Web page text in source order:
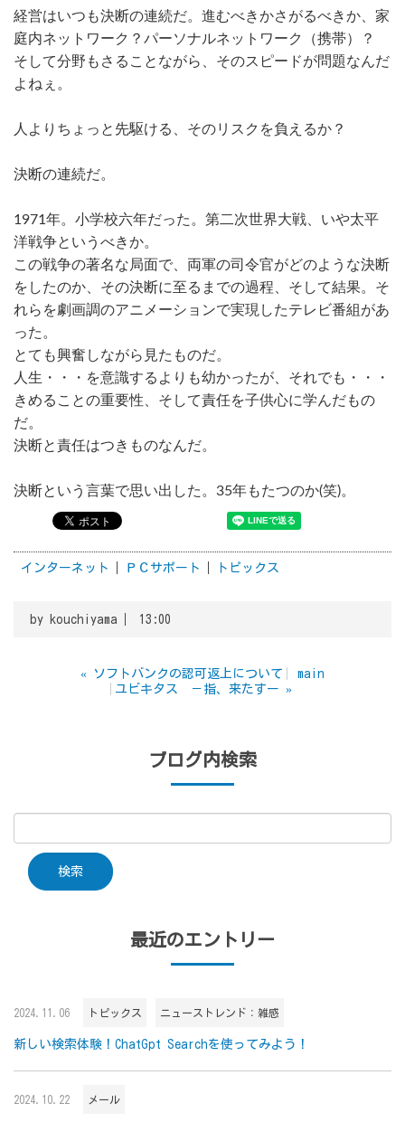
経営はいつも決断の連続だ。進むべきかさがるべきか、家
庭内ネットワーク？パーソナルネットワーク（携帯）？
そして分野もさることながら、そのスピードが問題なんだ
よねぇ。
人よりちょっと先駆ける、そのリスクを負えるか？
決断の連続だ。
1971年。小学校六年だった。第二次世界大戦、いや太平
洋戦争というべきか。
この戦争の著名な局面で、両軍の司令官がどのような決断
をしたのか、その決断に至るまでの過程、そして結果。そ
れらを劇画調のアニメーションで実現したテレビ番組があ
った。
とても興奮しながら見たものだ。
人生・・・を意識するよりも幼かったが、それでも・・・
きめることの重要性、そして責任を子供心に学んだもの
だ。
決断と責任はつきものなんだ。
決断という言葉で思い出した。35年もたつのか(笑)。
インターネット ＰＣサポート トピックス
by kouchiyama 13:00
« ソフトバンクの認可返上について
main
ユビキタス －指、来たすー »
ブログ内検索
最近のエントリー
2024.11.06 トピックス ニューストレンド：雑感
新しい検索体験！ChatGpt Searchを使ってみよう！
2024.10.22 メール